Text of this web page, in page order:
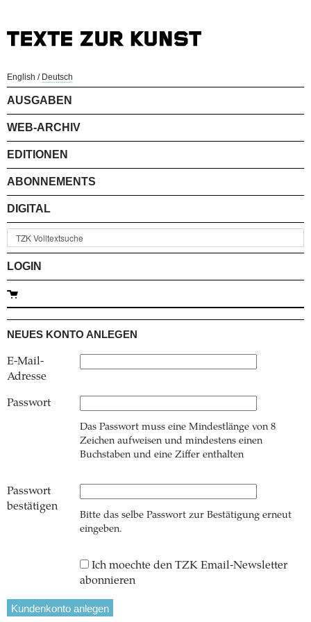
English / Deutsch
AUSGABEN
WEB-ARCHIV
EDITIONEN
ABONNEMENTS
DIGITAL
LOGIN
NEUES KONTO ANLEGEN
E-Mail-
Adresse
Passwort
Das Passwort muss eine Mindestlänge von 8
Zeichen aufweisen und mindestens einen
Buchstaben und eine Ziffer enthalten
Passwort
bestätigen
Bitte das selbe Passwort zur Bestätigung erneut
eingeben.
Ich moechte den TZK Email-Newsletter
abonnieren